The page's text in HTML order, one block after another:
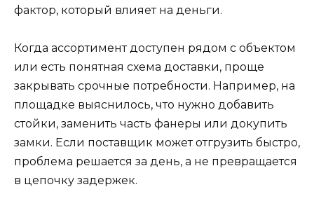
фактор, который влияет на деньги.
Когда ассортимент доступен рядом с объектом
или есть понятная схема доставки, проще
закрывать срочные потребности. Например, на
площадке выяснилось, что нужно добавить
стойки, заменить часть фанеры или докупить
замки. Если поставщик может отгрузить быстро,
проблема решается за день, а не превращается
в цепочку задержек.